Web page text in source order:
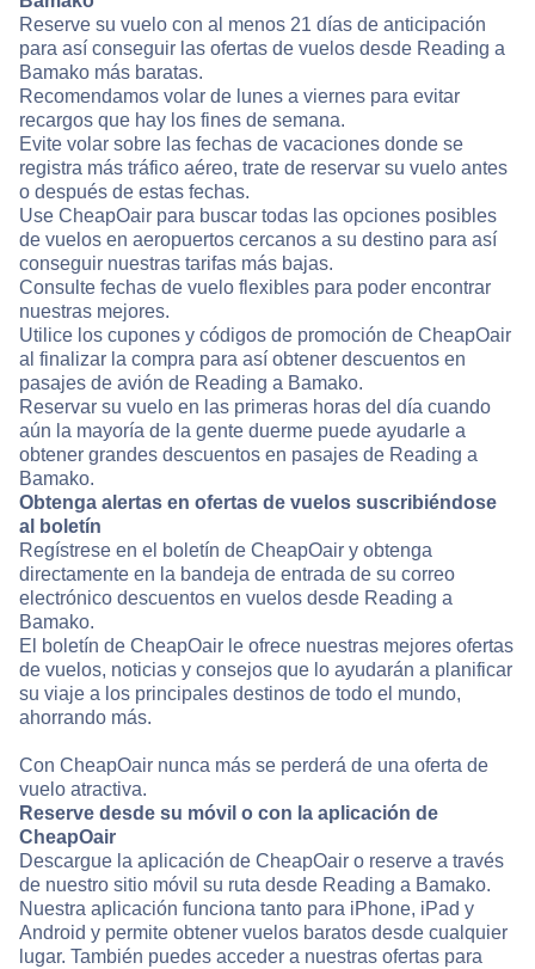
Reserve su vuelo con al menos 21 días de anticipación
para así conseguir las ofertas de vuelos desde Reading a
Bamako más baratas.
Recomendamos volar de lunes a viernes para evitar
recargos que hay los fines de semana.
Evite volar sobre las fechas de vacaciones donde se
registra más tráfico aéreo, trate de reservar su vuelo antes
o después de estas fechas.
Use CheapOair para buscar todas las opciones posibles
de vuelos en aeropuertos cercanos a su destino para así
conseguir nuestras tarifas más bajas.
Consulte fechas de vuelo flexibles para poder encontrar
nuestras mejores.
Utilice los cupones y códigos de promoción de CheapOair
al finalizar la compra para así obtener descuentos en
pasajes de avión de Reading a Bamako.
Reservar su vuelo en las primeras horas del día cuando
aún la mayoría de la gente duerme puede ayudarle a
obtener grandes descuentos en pasajes de Reading a
Bamako.
Obtenga alertas en ofertas de vuelos suscribiéndose
al boletín
Regístrese en el boletín de CheapOair y obtenga
directamente en la bandeja de entrada de su correo
electrónico descuentos en vuelos desde Reading a
Bamako.
El boletín de CheapOair le ofrece nuestras mejores ofertas
de vuelos, noticias y consejos que lo ayudarán a planificar
su viaje a los principales destinos de todo el mundo,
ahorrando más.
Con CheapOair nunca más se perderá de una oferta de
vuelo atractiva.
Reserve desde su móvil o con la aplicación de
CheapOair
Descargue la aplicación de CheapOair o reserve a través
de nuestro sitio móvil su ruta desde Reading a Bamako.
Nuestra aplicación funciona tanto para iPhone, iPad y
Android y permite obtener vuelos baratos desde cualquier
lugar. También puedes acceder a nuestras ofertas para